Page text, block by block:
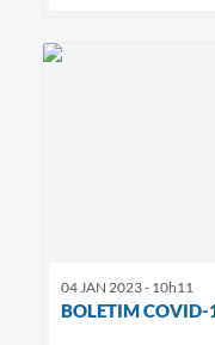
04 JAN 2023 - 10h11
BOLETIM COVID-